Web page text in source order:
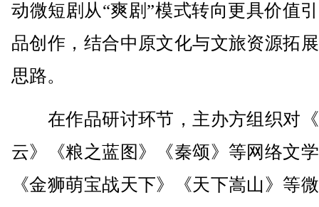
动微短剧从“爽剧”模式转向更具价值
品创作，结合中原文化与文旅资源拓
思路。
在作品研讨环节，主办方组织对
云》《粮之蓝图》《秦颂》等网络文
《金狮萌宝战天下》《天下嵩山》等